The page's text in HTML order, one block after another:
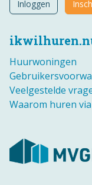
Huurwoningen
Veelgestelde
Waarom huren via
Inloggen